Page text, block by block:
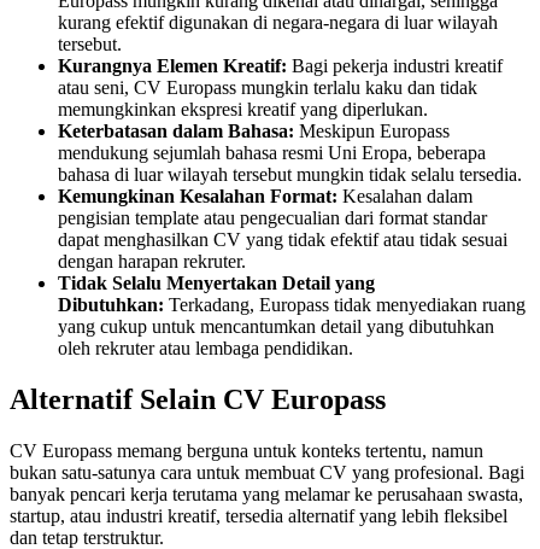
kurang efektif digunakan di negara-negara di luar wilayah
tersebut.
Kurangnya Elemen Kreatif: Bagi pekerja industri kreatif
atau seni, CV Europass mungkin terlalu kaku dan tidak
memungkinkan ekspresi kreatif yang diperlukan.
Keterbatasan dalam Bahasa: Meskipun Europass
mendukung sejumlah bahasa resmi Uni Eropa, beberapa
bahasa di luar wilayah tersebut mungkin tidak selalu tersedia.
Kemungkinan Kesalahan Format: Kesalahan dalam
pengisian template atau pengecualian dari format standar
dapat menghasilkan CV yang tidak efektif atau tidak sesuai
dengan harapan rekruter.
Tidak Selalu Menyertakan Detail yang
Dibutuhkan: Terkadang, Europass tidak menyediakan ruang
yang cukup untuk mencantumkan detail yang dibutuhkan
oleh rekruter atau lembaga pendidikan.
Alternatif Selain CV Europass
CV Europass memang berguna untuk konteks tertentu, namun
bukan satu-satunya cara untuk membuat CV yang profesional. Bagi
banyak pencari kerja terutama yang melamar ke perusahaan swasta,
startup, atau industri kreatif, tersedia alternatif yang lebih fleksibel
dan tetap terstruktur.